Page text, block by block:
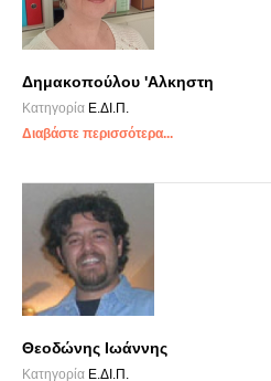
Δημακοπούλου 'Αλκηστη
Κατηγορία Ε.ΔΙ.Π.
Διαβάστε περισσότερα...
Θεοδώνης Ιωάννης
Κατηγορία Ε.ΔΙ.Π.